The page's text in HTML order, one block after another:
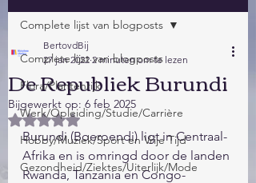
Complete lijst van blogposts
Flora/Plantenrijk
Werk/Opleiding/Studie/Carrière
Hobby/Muziek/Sport en Vrije Tijd
Gezondheid/Ziektes/Uiterlijk/Mode
Complete lijst van blogposts
De Republiek Burundi
BertovdBij
27 jan 2022 2 minuten om te lezen
Bijgewerkt op: 6 feb 2025
Beoordeeld met NaN uit 5 sterren.
Burundi (Boeroendi) ligt in Centraal-
Afrika en is omringd door de landen
Rwanda, Tanzania en Congo-